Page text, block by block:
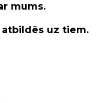
mums.
uz tiem.